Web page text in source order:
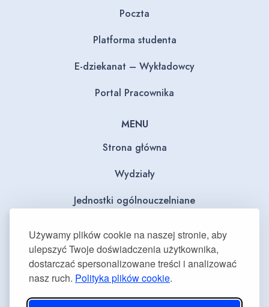
Używamy plików cookie na naszej stronie, aby
ulepszyć Twoje doświadczenia użytkownika,
dostarczać spersonalizowane treści i analizować
nasz ruch. Polityka plików cookie.
Poczta
Platforma studenta
E-dziekanat – Wykładowcy
Portal Pracownika
MENU
Strona główna
Wydziały
Jednostki ogólnouczelniane
Dla mediów
Deklaracja dostępności